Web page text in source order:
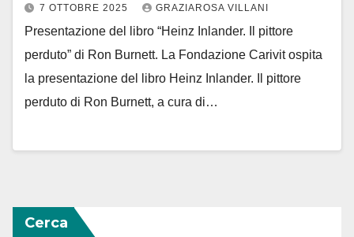
7 OTTOBRE 2025 GRAZIAROSA VILLANI
Presentazione del libro “Heinz Inlander. Il pittore
perduto” di Ron Burnett. La Fondazione Carivit ospita
la presentazione del libro Heinz Inlander. Il pittore
perduto di Ron Burnett, a cura di…
Cerca